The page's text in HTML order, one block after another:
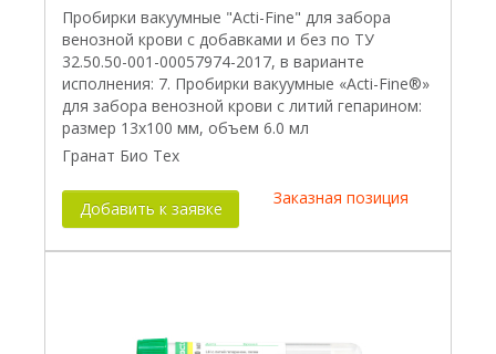
Пробирки вакуумные "Acti-Fine" для забора
венозной крови с добавками и без по ТУ
32.50.50-001-00057974-2017, в варианте
исполнения: 7. Пробирки вакуумные «Acti-Fine®»
для забора венозной крови с литий гепарином:
размер 13х100 мм, объем 6.0 мл
Гранат Био Тех
Добавить к заявке
Заказная позиция